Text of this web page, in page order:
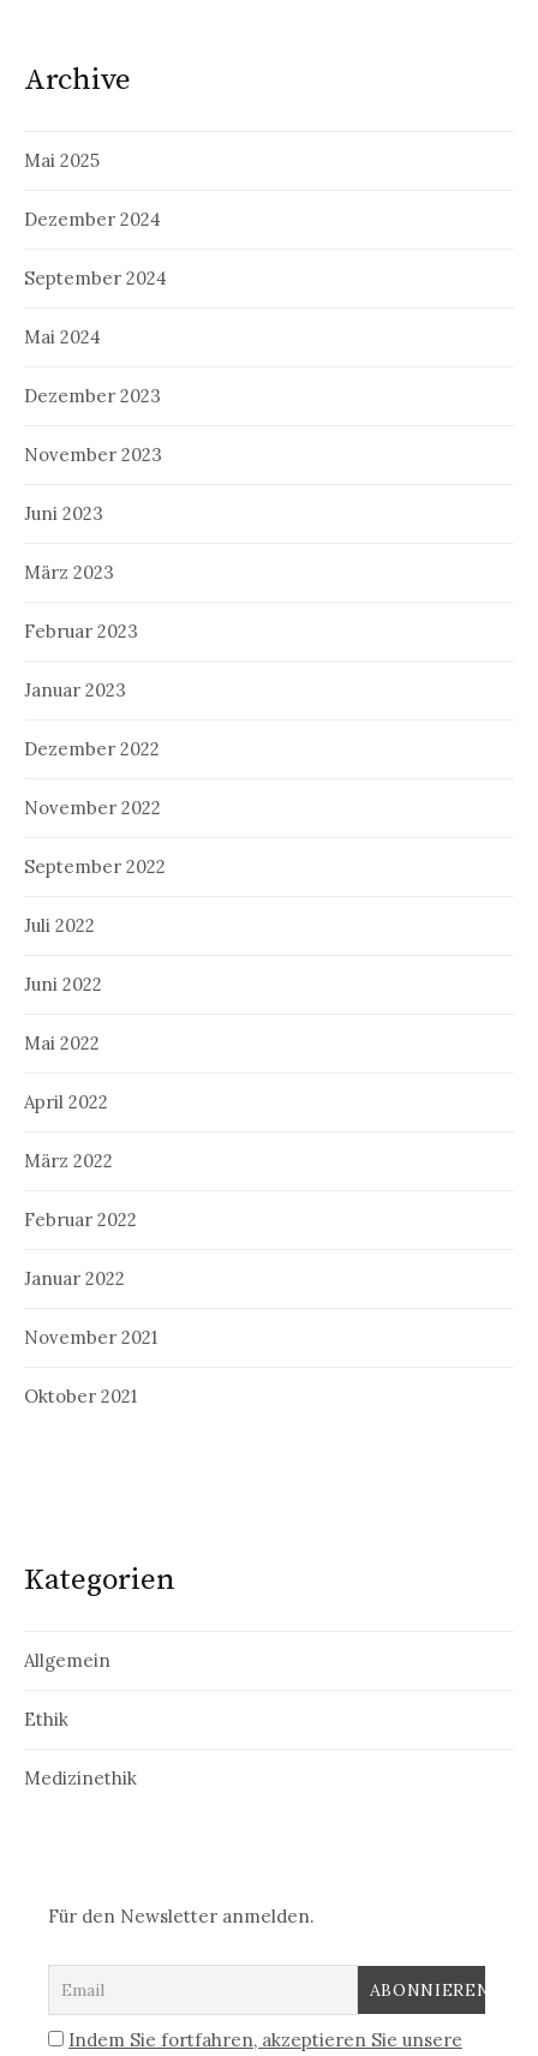
Archive
Mai 2025
Dezember 2024
September 2024
Mai 2024
Dezember 2023
November 2023
Juni 2023
März 2023
Februar 2023
Januar 2023
Dezember 2022
November 2022
September 2022
Juli 2022
Juni 2022
Mai 2022
April 2022
März 2022
Februar 2022
Januar 2022
November 2021
Oktober 2021
Kategorien
Allgemein
Ethik
Medizinethik
Für den Newsletter anmelden.
Indem Sie fortfahren, akzeptieren Sie unsere